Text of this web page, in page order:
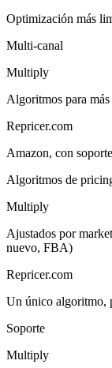
Optimización más
Multi-canal
Multiply
Algoritmos para
Repricer.com
Amazon, con
Algoritmos de
Multiply
Ajustados por
nuevo, FBA)
Repricer.com
Un único algoritmo,
Soporte
Multiply